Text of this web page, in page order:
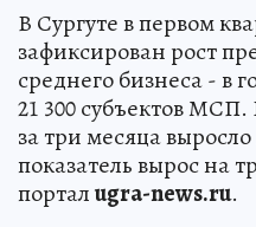
В Сургуте в первом
зафиксирован рост
среднего бизнеса - в
21 300 субъектов
за три месяца выросло
показатель вырос на
порталugra-news.ru.